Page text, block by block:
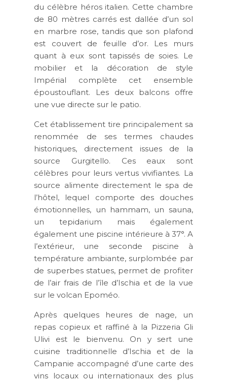
du célèbre héros italien. Cette chambre
de 80 mètres carrés est dallée d’un sol
en marbre rose, tandis que son plafond
est couvert de feuille d’or. Les murs
quant à eux sont tapissés de soies. Le
mobilier et la décoration de style
Impérial complète cet ensemble
époustouflant. Les deux balcons offre
une vue directe sur le patio.
Cet établissement tire principalement sa
renommée de ses termes chaudes
historiques, directement issues de la
source Gurgitello. Ces eaux sont
célèbres pour leurs vertus vivifiantes. La
source alimente directement le spa de
l’hôtel, lequel comporte des douches
émotionnelles, un hammam, un sauna,
un tepidarium mais également
également une piscine intérieure à 37°. A
l’extérieur, une seconde piscine à
température ambiante, surplombée par
de superbes statues, permet de profiter
de l’air frais de l’île d’Ischia et de la vue
sur le volcan Epoméo.
Après quelques heures de nage, un
repas copieux et raffiné à la Pizzeria Gli
Ulivi est le bienvenu. On y sert une
cuisine traditionnelle d’Ischia et de la
Campanie accompagné d’une carte des
vins locaux ou internationaux des plus